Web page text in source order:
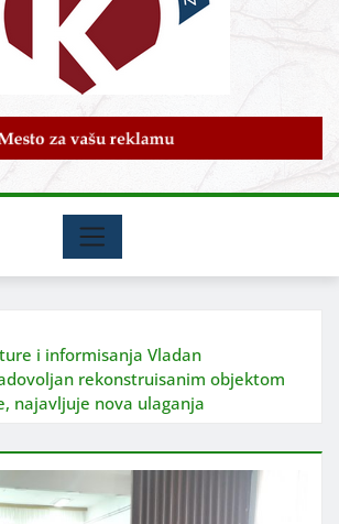
i informisanja Vladan
rekonstruisanim objektom
najavljuje nova ulaganja